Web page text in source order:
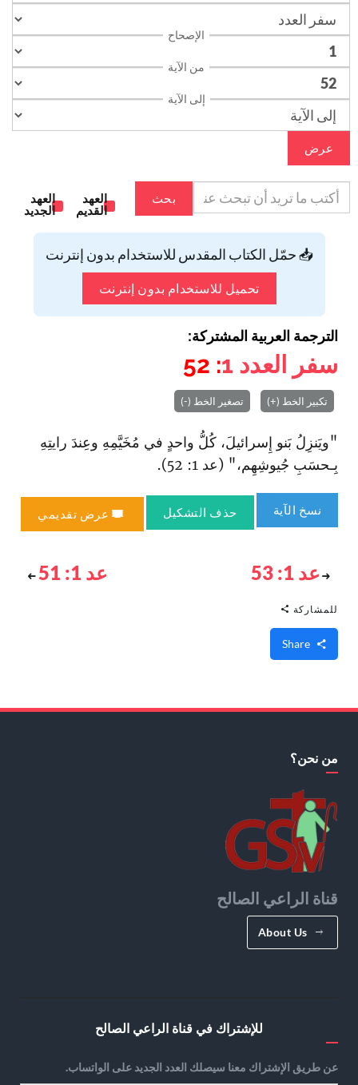
الإصحاح
من الآية
إلى الآية
عرض
بحث
العهد
القديم
العهد
الجديد
📥 حمّل الكتاب المقدس للاستخدام بدون إنترنت
تحميل للاستخدام بدون إنترنت
الترجمة العربية المشتركة:
سفر العدد 1
: 52
تكبير الخط (+) تصغير الخط (-)
"ويَنزِلُ بَنو إِسرائيلَ، كُلُّ واحدٍ في مُخَيَّمِهِ وعِندَ رايتِهِ
بِـحسَبِ جُيوشِهِم،" (عد 1: 52).
نسخ الآية حذف التشكيل عرض تقديمي
عد 1: 53 عد 1: 51
للمشاركة
من نحن؟
قناة الراعي الصالح
About Us
للإشتراك في قناة الراعي الصالح
عن طريق الإشتراك معنا سيصلك العدد الجديد على الواتساب.